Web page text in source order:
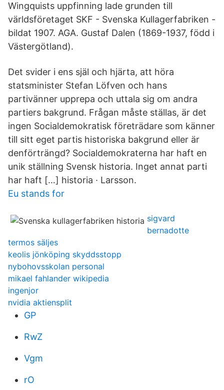
Wingquists uppfinning lade grunden till
världsföretaget SKF - Svenska Kullagerfabriken -
bildat 1907. AGA. Gustaf Dalen (1869-1937, född i
Västergötland).
Det svider i ens själ och hjärta, att höra
statsminister Stefan Löfven och hans
partivänner upprepa och uttala sig om andra
partiers bakgrund. Frågan måste ställas, är det
ingen Socialdemokratisk företrädare som känner
till sitt eget partis historiska bakgrund eller är
denförträngd? Socialdemokraterna har haft en
unik ställning Svensk historia. Inget annat parti
har haft […] historia · Larsson.
Eu stands for
sigvard
bernadotte
termos säljes
keolis jönköping skyddsstopp
nybohovsskolan personal
mikael fahlander wikipedia
ingenjor
nvidia aktiensplit
GP
RwZ
Vgm
rO